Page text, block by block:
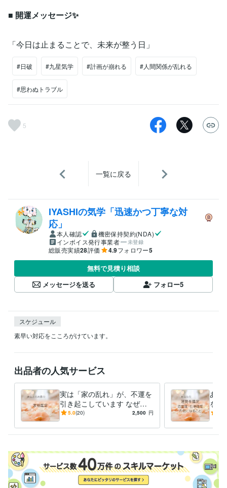
■ 開運メッセージ✨
「今日は止まることで、未来が整う日」
#日破 #九星気学 #計画が崩れる #人間関係が乱れる
#思わぬトラブル
5
一覧に戻る
IYASHIの気学「迅速かつ丁寧な対
応」
本人確認
機密保持契約(NDA)
インボイス発行事業者
未登録
総販売実績28評価 4.9フォロワー5
無料で見積り相談
メッセージを送る
フォロー5
スケジュール
素早い対応をこころがけています。
出品者の人気サービス
実は「家の乱れ」が、不運を
引き起こしています なぜか
出費が続く/家族がずっとイ
5.0(20) 2,500 円
あな
をつ
など